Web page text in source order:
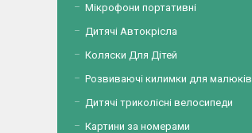
Мікрофони портативні
Дитячі Автокрісла
Коляски Для Дітей
Розвиваючі килимки для малюків
Дитячі триколісні велосипеди
Картини за номерами